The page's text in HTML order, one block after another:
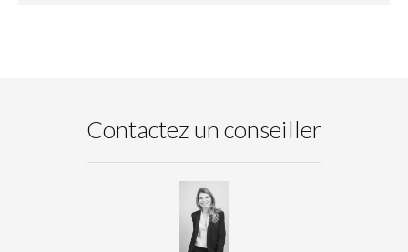
Contactez un conseiller